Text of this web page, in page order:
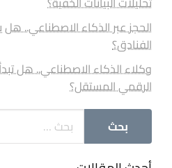
الحجز عبر الذكاء الاصطناعي..
الفنادق؟
وكلاء الذكاء الاصطناعي.. هل
الرقمي المستقل؟